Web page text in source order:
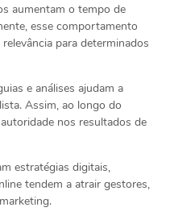
aumentam o tempo de
esse comportamento
para determinados
e análises ajudam a
Assim, ao longo do
nos resultados de
estratégias digitais,
tendem a atrair gestores,